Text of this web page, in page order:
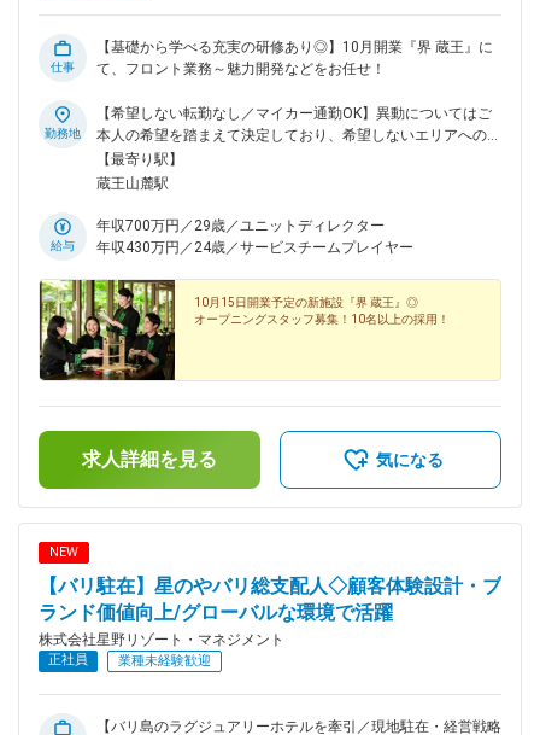
仕事
【基礎から学べる充実の研修あり◎】10月開業『界 蔵王』に
て、フロント業務～魅力開発などをお任せ！
勤務地
【希望しない転勤なし／マイカー通勤OK】異動についてはご
本人の希望を踏まえて決定しており、希望しないエリアへの転
勤は原則ありません。■界 蔵王／10月15日 NEW OPEN！└山
形県山形市蔵王温泉903-2
【最寄り駅】
蔵王山麓駅
給与
年収700万円／29歳／ユニットディレクター
年収430万円／24歳／サービスチームプレイヤー
10月15日開業予定の新施設『界 蔵王』◎
オープニングスタッフ募集！10名以上の採用！
求人詳細を見る 気になる
NEW
【バリ駐在】星のやバリ総支配人◇顧客体験設計・ブ
ランド価値向上/グローバルな環境で活躍
株式会社星野リゾート・マネジメント
正社員 業種未経験歓迎
【バリ島のラグジュアリーホテルを牽引／現地駐在・経営戦略